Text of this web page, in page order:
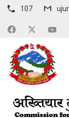
107